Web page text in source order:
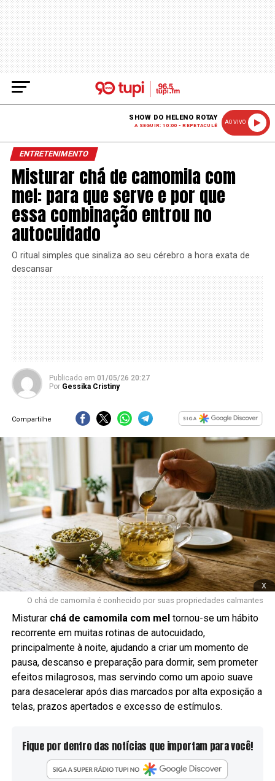
SHOW DO HELENO ROTAY
A SEGUIR: 10:00 - REPETACULÊ
AO VIVO
ENTRETENIMENTO
Misturar chá de camomila com
mel: para que serve e por que
essa combinação entrou no
autocuidado
O ritual simples que sinaliza ao seu cérebro a hora exata de
descansar
Publicado em 01/05/26 20:27
Por Gessika Cristiny
Compartilhe
x
O chá de camomila é conhecido por suas propriedades calmantes
Misturar chá de camomila com meltornou-se um hábito
recorrente em muitas rotinas de autocuidado,
principalmente à noite, ajudando a criar um momento de
pausa, descanso e preparação para dormir, sem prometer
efeitos milagrosos, mas servindo como um apoio suave
para desacelerar após dias marcados por alta exposição a
telas, prazos apertados e excesso de estímulos.
Fique por dentro das notícias que importam para você!